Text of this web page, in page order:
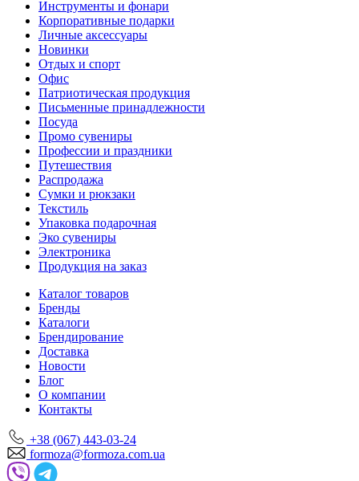
Инструменты и фонари
Корпоративные подарки
Личные аксессуары
Новинки
Отдых и спорт
Офис
Патриотическая продукция
Письменные принадлежности
Посуда
Промо сувениры
Профессии и праздники
Путешествия
Распродажа
Сумки и рюкзаки
Текстиль
Упаковка подарочная
Эко сувениры
Электроника
Продукция на заказ
Каталог товаров
Бренды
Каталоги
Брендирование
Доставка
Новости
Блог
О компании
Контакты
+38 (067) 443-03-24
formoza@formoza.com.ua